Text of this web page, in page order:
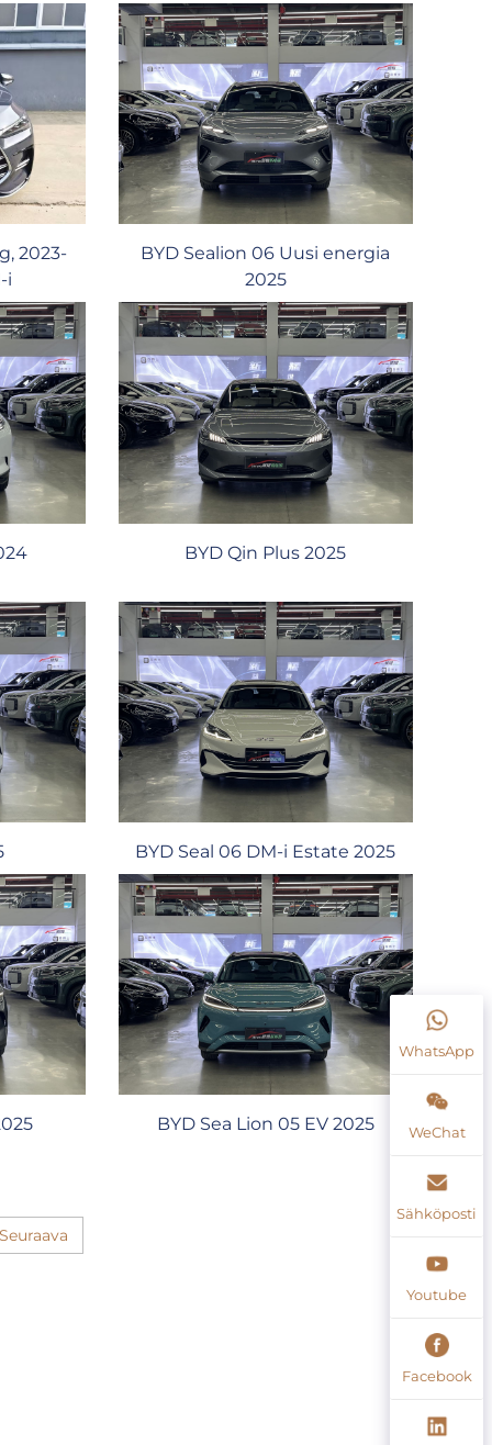
2023-
i
BYD Sealion 06 Uusi energia
2025
BYD Qin Plus 2025
BYD Seal 06 DM-i Estate 2025
BYD Sea Lion 05 EV 2025
Seuraava
WhatsApp
WeChat
Sähköposti
Youtube
Facebook